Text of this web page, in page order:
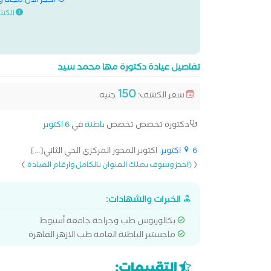
تفاصيل عيادة دكتورة مها محمد سيد
سعر الكشف:150جنيه
دكتورة تخصص تخصصباطنةفي6 اكتوبر
6 اكتوبر
: اكتوبر المحور المركزي الحي الثاني[...]
((احجز وسوف يصلك العنوان بالكامل وارقام العيادة)
الخبرات والشهادات:
بكالوريوس طب وجراحة جامعة أسيوط
ماجستير الباطنة العامة طب الازهر القاهرة